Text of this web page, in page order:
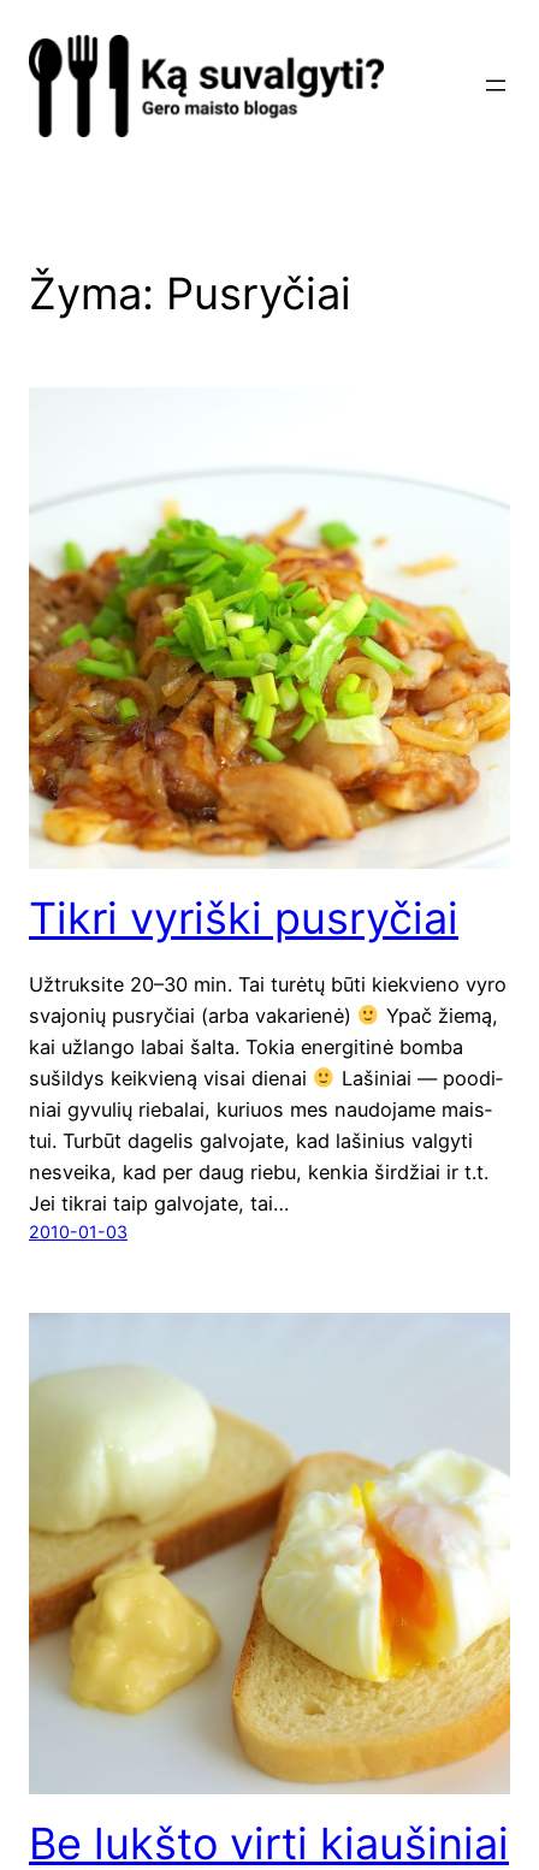
prie
turinio
Žyma: Pusryčiai
Tikri vyriški pusryčiai
Užtruk­si­te 20–30 min. Tai turė­tų būti kiek­vie­no vyro
sva­jo­nių pus­ry­čiai (arba vaka­rie­nė)
Ypač žie­mą,
kai užlan­go labai šal­ta. Tokia ener­gi­ti­nė bom­ba
sušil­dys keik­vie­ną visai die­nai
Laši­niai — poodi­
niai gyvu­lių rie­ba­lai, kuriuos mes nau­do­ja­me mais­
tui. Tur­būt dage­lis gal­vo­ja­te, kad laši­nius val­gy­ti
nesvei­ka, kad per daug rie­bu, ken­kia šir­džiai ir t.t.
Jei tik­rai taip gal­vo­ja­te, tai…
2010-01-03
Be lukšto virti kiaušiniai